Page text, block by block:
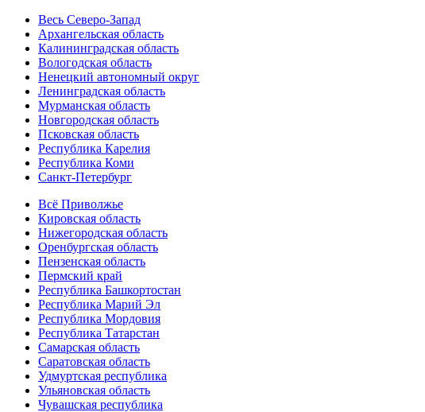
Весь Северо-Запад
Архангельская область
Калининградская область
Вологодская область
Ненецкий автономный округ
Ленинградская область
Мурманская область
Новгородская область
Псковская область
Республика Карелия
Республика Коми
Санкт-Петербург
Всё Приволжье
Кировская область
Нижегородская область
Оренбургская область
Пензенская область
Пермский край
Республика Башкортостан
Республика Марий Эл
Республика Мордовия
Республика Татарстан
Самарская область
Саратовская область
Удмуртская республика
Ульяновская область
Чувашская республика